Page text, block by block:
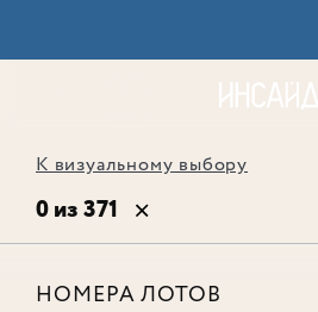
К визуальному выбору
0 из 371
НОМЕРА ЛОТОВ